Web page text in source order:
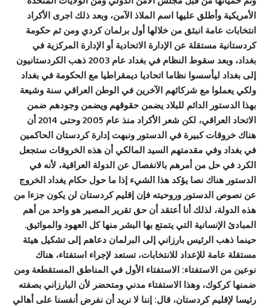
الأمريكية وأطلق عليها اسم الملاذ الآمن، وبعد ذلك اجرى الأكراد
انتخابات عامة انبثق من خلالها أول برلمان كردي ومن ثم حكومة
كردستانية مستقلة عن الإدارة الاتحادية أو الإدارة المركزية في
بغداد، وبعد سقوط النظام في بغداد عام 2003 ذهب الكردستانيون
إلى بغداد ليأسسوا نظاما اتحاديا ديمقراطيا مع الحكومة في بغداد
ولكي يعملوا مع شركائهم الآخرين في الوطن العراقي سنة وشيعة
بهذا الدستور الدائم للبلاد يضمن حقوقهم ويضمن وجودهم ضمن
الاتحاد العراقي، لكن شعر الأكراد منذ عام 2005 وحتى 2014 أن
هناك خروقات كبيرة في الدستور ونبهت إدارة كردستان الحاكمين
في بغداد وفي مقدمتهم السيد المالكي أن هذه الخروقات ستجعل
الكرد في حل من أمرهم بالانفصال عن الدولة العراقية، لأنه في
الدستور هناك نصا يؤكد هذا الشيء إذا ما حول حكام يغداد الخروج
عن نصوص الدستور وروحيته فإن إقليم كردستان لن يكون جزءا من
هذه الدولة، لذلك أنا أعتقد أن حق تقرير المصير هو واحد من أهم
المبادئ الإنسانية التي يتمتع بها البشر منها كل العهود والمواثيق.
حينما ذهب الرئيس بارزاني إلى البرلمان دعاهم إلى تشكيل هيئة
مستقلة عامة للإعداد للانتخابات، تستعد لإجراء استفتاء، هناك
نوعين من الاستفتاء: الاستفتاء الأول في المناطق المستقطعة ومن
ضمنها كركوك، وهذا الاستفتاء مدني ومتحضر لأن البارزاني بصفته
رئيسا لإقليم كردستان، قال: إننا لا نريد أن نفرض أنفسنا على أهالي